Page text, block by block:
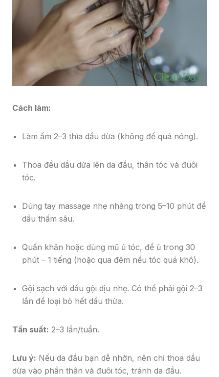
Cách làm:
Làm ấm 2–3 thìa dầu dừa (không để quá nóng).
Thoa đều dầu dừa lên da đầu, thân tóc và đuôi
tóc.
Dùng tay massage nhẹ nhàng trong 5–10 phút để
dầu thấm sâu.
Quấn khăn hoặc dùng mũ ủ tóc, để ủ trong 30
phút – 1 tiếng (hoặc qua đêm nếu tóc quá khô).
Gội sạch với dầu gội dịu nhẹ. Có thể phải gội 2–3
lần để loại bỏ hết dầu thừa.
Tần suất: 2–3 lần/tuần.
Lưu ý: Nếu da đầu bạn dễ nhờn, nên chỉ thoa dầu
dừa vào phần thân và đuôi tóc, tránh da đầu.